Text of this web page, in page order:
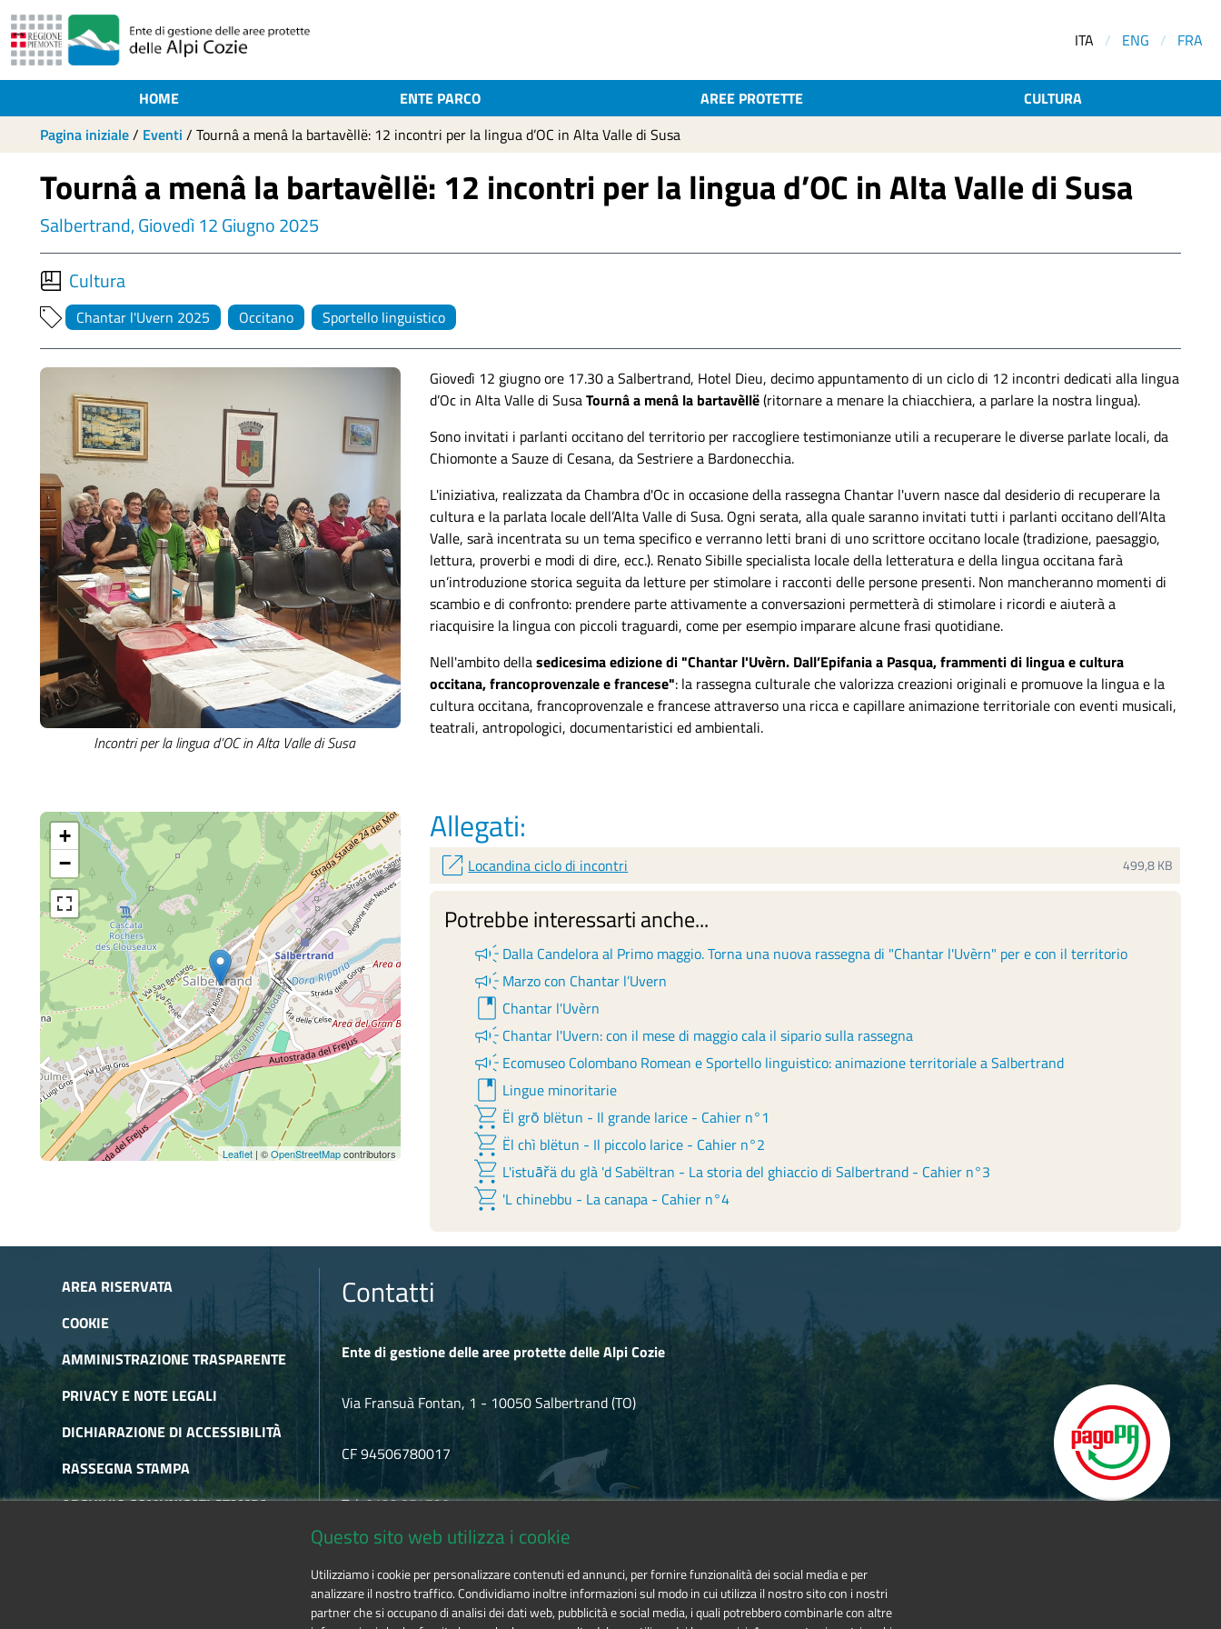
ITA / ENG / FRA
HOME ENTE PARCO AREE PROTETTE
CULTURA
Pagina iniziale/ Eventi / Tournâ a menâ la bartavèllë: 12 incontri per la lingua d’OC in Alta Valle di Susa
Tournâ a menâ la bartavèllë: 12 incontri per la lingua d’OC in Alta Valle di Susa
Salbertrand, Giovedì 12 Giugno 2025
Cultura
Chantar l'Uvern 2025 Occitano Sportello linguistico
Incontri per la lingua d’OC in Alta Valle di Susa
+
−
Leaflet | ©OpenStreetMapcontributors
Giovedì 12 giugno ore 17.30 a Salbertrand, Hotel Dieu, decimo appuntamento di un ciclo di 12 incontri dedicati alla lingua
d’Oc in Alta Valle di SusaTournâ a menâ la bartavèllë(ritornare a menare la chiacchiera, a parlare la nostra lingua).
Sono invitati i parlanti occitano del territorio per raccogliere testimonianze utili a recuperare le diverse parlate locali, da
Chiomonte a Sauze di Cesana, da Sestriere a Bardonecchia.
L'iniziativa, realizzata da Chambra d'Oc in occasione della rassegna Chantar l'uvern nasce dal desiderio di recuperare la
cultura e la parlata locale dell’Alta Valle di Susa. Ogni serata, alla quale saranno invitati tutti i parlanti occitano dell’Alta
Valle, sarà incentrata su un tema specifico e verranno letti brani di uno scrittore occitano locale (tradizione, paesaggio,
lettura, proverbi e modi di dire, ecc.). Renato Sibille specialista locale della letteratura e della lingua occitana farà
un’introduzione storica seguita da letture per stimolare i racconti delle persone presenti. Non mancheranno momenti di
scambio e di confronto: prendere parte attivamente a conversazioni permetterà di stimolare i ricordi e aiuterà a
riacquisire la lingua con piccoli traguardi, come per esempio imparare alcune frasi quotidiane.
Nell'ambito dellasedicesima edizione di "Chantar l'Uvèrn. Dall’Epifania a Pasqua, frammenti di lingua e cultura
occitana, francoprovenzale e francese": la rassegna culturale che valorizza creazioni originalie promuove la lingua e la
cultura occitana, francoprovenzale e francese attraverso una ricca e capillareanimazioneterritoriale coneventi musicali,
teatrali, antropologici, documentaristici ed ambientali.
Allegati:
open_in_newLocandina ciclo di incontri 499,8 KB
Potrebbe interessarti anche...
campaign Dalla Candelora al Primo maggio. Torna una nuova rassegna di "Chantar l'Uvèrn" per e con il territorio
campaign Marzo con Chantar l’Uvern
book Chantar l'Uvèrn
campaign Chantar l'Uvern: con il mese di maggio cala il sipario sulla rassegna
campaign Ecomuseo Colombano Romean e Sportello linguistico: animazione territoriale a Salbertrand
book Lingue minoritarie
shopping_cart Ël grō blëtun - Il grande larice - Cahier n°1
shopping_cart Ël chì blëtun - Il piccolo larice - Cahier n°2
shopping_cart L'istuāřä du glà 'd Sabëltran - La storia del ghiaccio di Salbertrand - Cahier n°3
shopping_cart 'L chinebbu - La canapa - Cahier n°4
AREA RISERVATA
COOKIE
AMMINISTRAZIONE TRASPARENTE
PRIVACY E NOTE LEGALI
DICHIARAZIONE DI ACCESSIBILITÀ
RASSEGNA STAMPA
ARCHIVIO COMUNICATI STAMPA
Contatti
Ente di gestione delle aree protette delle Alpi Cozie
Via Fransuà Fontan, 1 - 10050 Salbertrand (TO)
CF 94506780017
Tel. 0122.854720
Questo sito web utilizza i cookie
Utilizziamo i cookie per personalizzare contenuti ed annunci, per fornire funzionalità dei social media e per
analizzare il nostro traffico. Condividiamo inoltre informazioni sul modo in cui utilizza il nostro sito con i nostri
partner che si occupano di analisi dei dati web, pubblicità e social media, i quali potrebbero combinarle con altre